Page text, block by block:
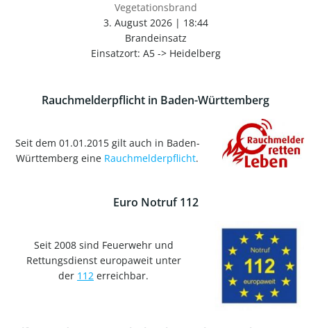
Vegetationsbrand
3. August 2026| 18:44
Brandeinsatz
Einsatzort: A5 -> Heidelberg
Rauchmelderpflicht in Baden-Württemberg
Seit dem 01.01.2015 gilt auch in Baden-
Württemberg eine Rauchmelderpflicht.
Euro Notruf 112
Seit 2008 sind Feuerwehr und
Rettungsdienst europaweit unter
der 112 erreichbar.